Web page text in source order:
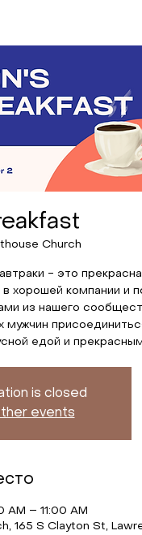
Church
- это
хорошей компании и
из нашего
мужчин
едой и
is closed
events
AM – 11:00 AM
165 S Clayton St,